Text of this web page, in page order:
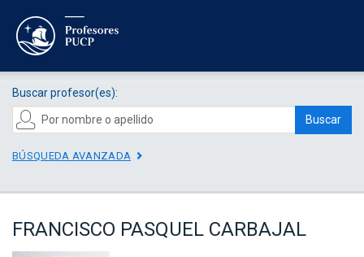
Buscar profesor(es):
Buscar
BÚSQUEDA AVANZADA
FRANCISCO PASQUEL CARBAJAL